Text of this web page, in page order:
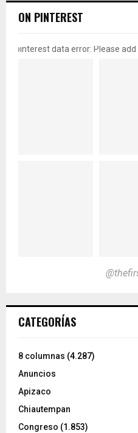
ON PINTEREST
pinterest data error: Please
CATEGORÍAS
8 columnas (4.287)
Anuncios
Apizaco
Chiautempan
Congreso (1.853)